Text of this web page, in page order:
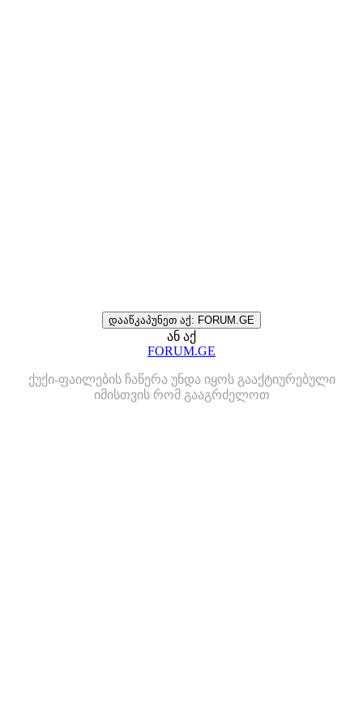
დააწკაპუნეთ აქ: FORUM.GE
ან აქ
FORUM.GE
ქუქი-ფაილების ჩაწერა უნდა იყოს გააქტიურებული
იმისთვის რომ გააგრძელოთ